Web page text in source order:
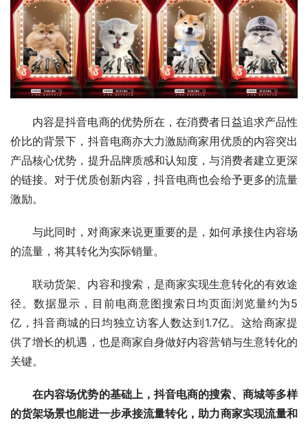
内容是抖音电商的优势所在，在消费者日益追求产品性
价比的背景下，抖音电商亦大力激励商家用优质的内容突出
产品核心优势，提升品牌质感和认知度，与消费者建立更深
的链接。对于优质创新内容，抖音电商也会给予更多的流量
激励。
与此同时，对商家来说更重要的是，如何承接住内容场
的流量，将其转化为实际销量。
联动货架、内容和搜索，是商家实现生意转化的有效途
径。数据显示，目前电商意图搜索日均页面浏览量约为5
亿，抖音商城的日均独立访客人数达到1.7亿。这给商家提
供了增长的机遇，也是商家自身做好内容营销与生意转化的
关键。
在内容场优势的基础上，抖音电商的搜索、商城等多样
的货架场景也能进一步承接流量转化，助力商家实现流量和